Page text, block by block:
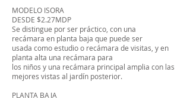
MODELO ISORA
DESDE $2.27MDP
Se distingue por ser práctico, con una
recámara en planta baja que puede ser
usada como estudio o recámara de visitas, y en
planta alta una recámara para
los niños y una recámara principal amplia con las
mejores vistas al jardín posterior.
PLANTA BAJA